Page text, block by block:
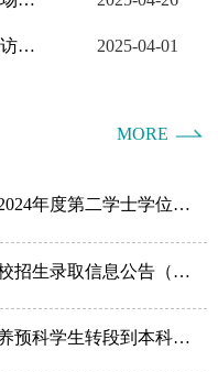
李军赴广东开展校企合作洽谈与访企拓岗 2025-04-01
MORE
湖北民族大学2024年度第二学士学位拟录取考生名单
2024年普通高校招生录取信息公告（一）
2023级联合培养预科学生转段到本科专业名单公示